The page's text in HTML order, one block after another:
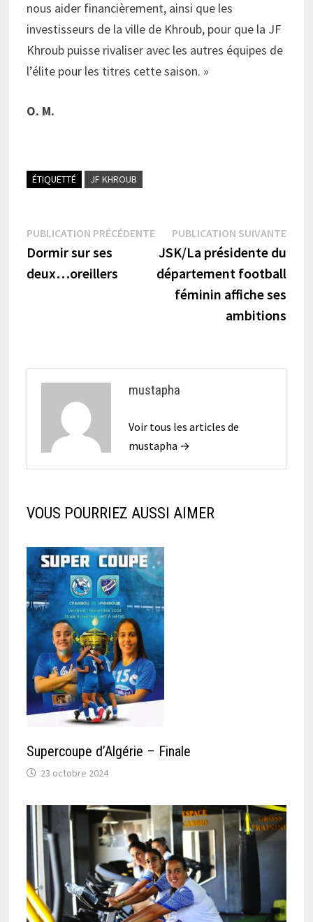
nous aider financièrement, ainsi que les
investisseurs de la ville de Khroub, pour que la JF
Khroub puisse rivaliser avec les autres équipes de
l’élite pour les titres cette saison. »
O. M.
ÉTIQUETTÉ JF KHROUB
Navigation
de
PUBLICATION PRÉCÉDENTEPublication
précédente :
Dormir sur ses
deux…oreillers
PUBLICATION SUIVANTE
JSK/La présidente du
département football
féminin affiche ses
ambitions
mustapha
Voir tous les articles de
mustapha →
VOUS POURRIEZ AUSSI AIMER
Supercoupe d’Algérie – Finale
23 octobre 2024